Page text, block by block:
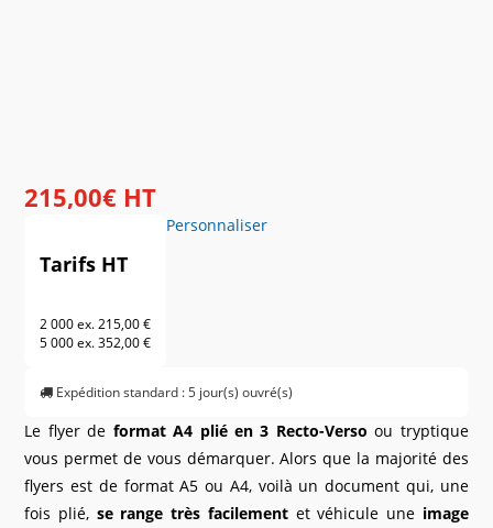
215,00€ HT
Tarifs HT
2 000 ex.215,00 €
5 000 ex.352,00 €
Personnaliser
Expédition standard : 5 jour(s) ouvré(s)
Le flyer de format A4 plié en 3 Recto-Verso ou tryptique
vous permet de vous démarquer. Alors que la majorité des
flyers est de format A5 ou A4, voilà un document qui, une
fois plié, se range très facilementet véhicule une image